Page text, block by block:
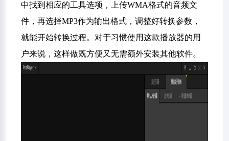
中找到相应的工具选项，上传WMA格式的音频文
件，再选择MP3作为输出格式，调整好转换参数，
就能开始转换过程。对于习惯使用这款播放器的用
户来说，这样做既方便又无需额外安装其他软件。